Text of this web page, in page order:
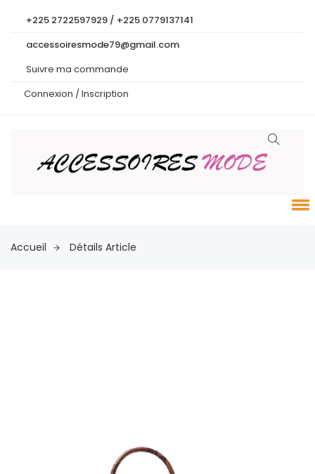
+225 2722597929 / +225 0779137141
accessoiresmode79@gmail.com
Suivre ma commande
Connexion /Inscription
Accueil Détails Article